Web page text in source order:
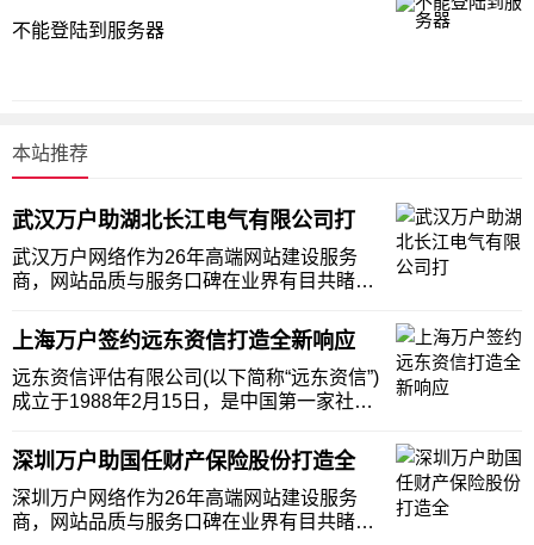
不能登陆到服务器
本站推荐
武汉万户助湖北长江电气有限公司打
武汉万户网络作为26年高端网站建设服务
商，网站品质与服务口碑在业界有目共睹。
万户网络积极根据客户的需求修改方案，最
终获得湖北长江电气有限公司的肯定，双方
签订了网站建设合约，共同打造全新网站，
为客户提供更
上海万户签约远东资信打造全新响应
远东资信评估有限公司(以下简称“远东资信”)
成立于1988年2月15日，是中国第一家社会
开创者和拓荒人，远东资信开辟了信用评级
领域多个第一和多项创新业务，为中国评级
行业培养了大量专业人才，并多次参与中国
深圳万户助国任财产保险股份打造全
深圳万户网络作为26年高端网站建设服务
商，网站品质与服务口碑在业界有目共睹。